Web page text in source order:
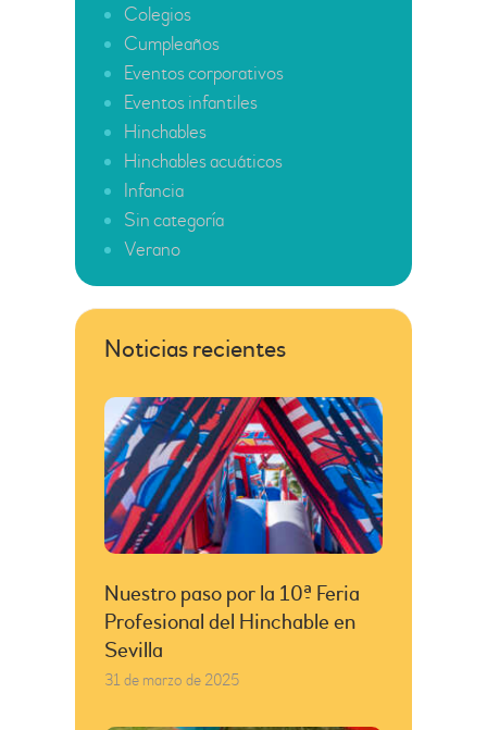
Colegios
Cumpleaños
Eventos corporativos
Eventos infantiles
Hinchables
Hinchables acuáticos
Infancia
Sin categoría
Verano
Noticias recientes
Nuestro paso por la 10ª Feria
Profesional del Hinchable en
Sevilla
31 de marzo de 2025